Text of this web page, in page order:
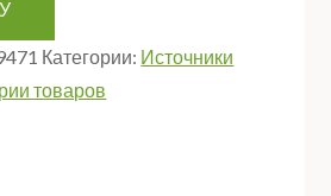
Категории: Источники
товаров